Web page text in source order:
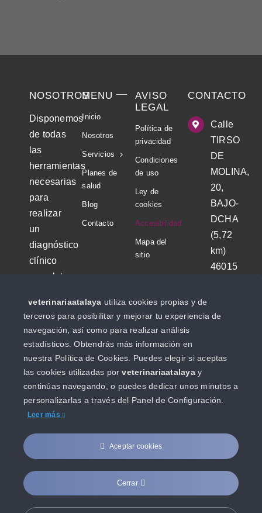
NOSOTROS
Disponemos
de todas
las
herramientas
necesarias
para
realizar
un
diagnóstico
clínico
completo,
permita
administrar
el
tratamiento
correcto y
adaptado
a las
necesidades
de tu
MENU
Inicio
Nosotros
Servicios
Planes de
salud
Blog
Contacto
AVISO
LEGAL
Política de
privacidad
Condiciones
de uso
Ley de
cookies
Accesibilidad
Mapa del
sitio
CONTACTO
Calle
TIRSO
DE
MOLINA,
20,
BAJO-
DCHA
(5,72
km)
46015
46
045
173
veterinariaatalaya utiliza cookies propias y de
terceros para posibilitar y mejorar tu experiencia de
navegación, así como para realizar análisis
estadísticos. Obtendrás más información en
nuestra Política de Cookies. Puedes elegir si aceptas
las cookies utilizadas porveterinariaatalayay
continúas navegando, o puedes dedicar unos minutos a
personalizarlas a través del Panel de Configuración.
Leer más
Aceptar cookies
Cerrar